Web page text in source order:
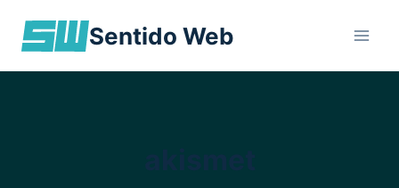
Sentido Web